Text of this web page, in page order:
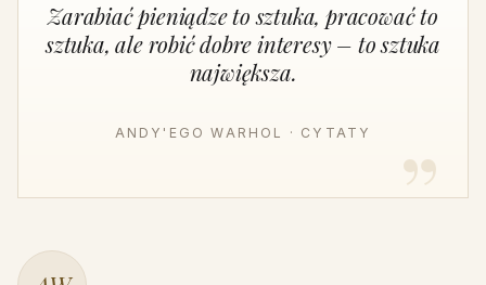
Zarabiać pieniądze to sztuka, pracować to
sztuka, ale robić dobre interesy – to sztuka
największa.
ANDY'EGO WARHOL · CYTATY